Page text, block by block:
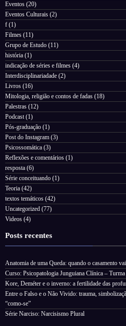
Eventos (20)
Eventos Culturais (2)
f (1)
Filmes (11)
Grupo de Estudo (11)
história (1)
indicação de séries e filmes (4)
Interdisciplinariadade (2)
Livros (16)
Mitologia, religião e contos de fadas (18)
Palestras (12)
Podcast(1)
Pós-graduação (1)
Post do Instagram (3)
Psicossomática (3)
Reflexões e comentários (1)
resposta (6)
Série conceituando (1)
Teoria (42)
textos temáticos (42)
Uncategorized (77)
Videos (4)
Posts recentes
Anatomia de uma Queda: quando o casamento
Curso: Psicopatologia Junguiana Clínica –
Kore, Deméter e o inverno: a fertilidade das
Entre o Falso e o Não Vivido: trauma,
“como-se”
Série Narciso: Narcisismo Plural